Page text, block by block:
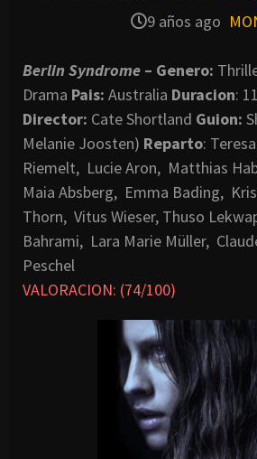
9 años ago
Berlin Syndrome – Genero:
Drama Pais: Australia Duracion:
Director: Cate Shortland Guion:
Melanie Joosten) Reparto:
Riemelt, Lucie Aron, Matthias
Maia Absberg, Emma Bading,
Thorn, Vitus Wieser, Thuso
Bahrami, Lara Marie Müller,
Peschel
VALORACION: (74/100)